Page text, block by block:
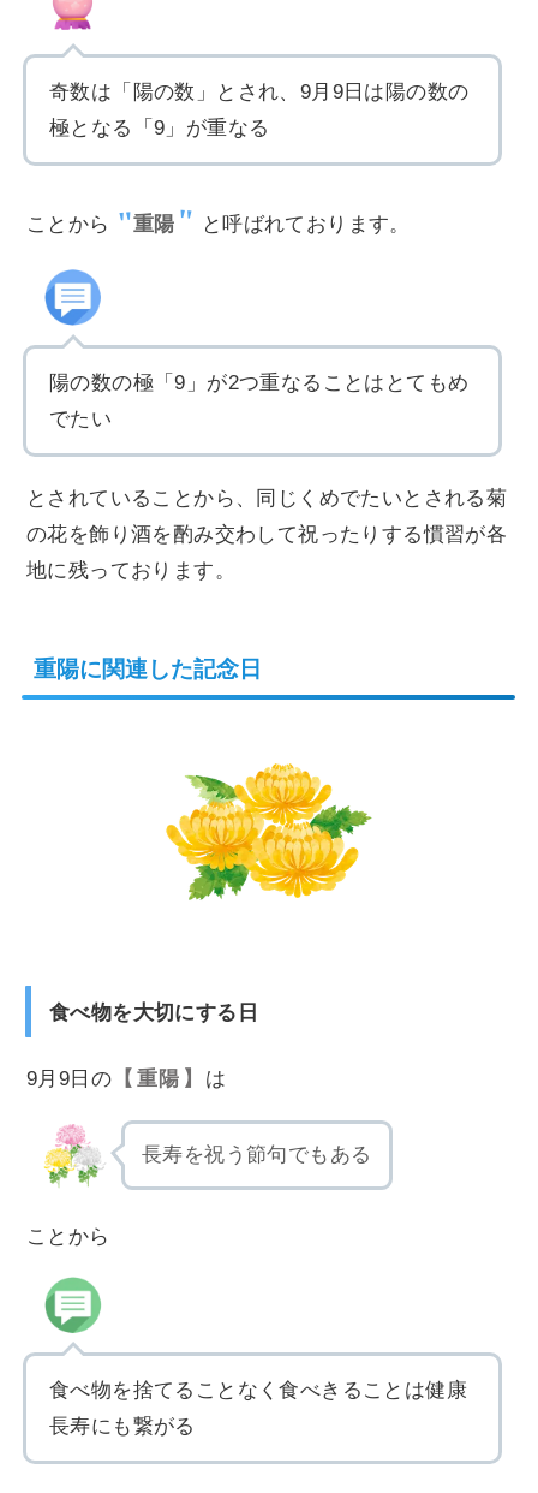
じょうし
奇数は「陽の数」とされ、9月9日は陽の数の
極となる「9」が重なる
ことから 重陽 と呼ばれております。
陽の数の極「9」が2つ重なることはとてもめ
でたい
とされていることから、同じくめでたいとされる菊
の花を飾り酒を酌み交わして祝ったりする慣習が各
地に残っております。
重陽に関連した記念日
食べ物を大切にする日
9月9日の 重陽 は
長寿を祝う節句でもある
ことから
食べ物を捨てることなく食べきることは健康
長寿にも繋がる